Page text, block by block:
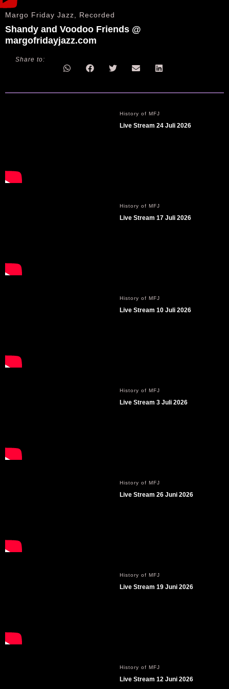
Margo Friday Jazz Recorded
Shandy and Voodoo Friends @
margofridayjazz.com
Share to:
History of MFJ
Live Stream 24 Juli 2026
History of MFJ
Live Stream 17 Juli 2026
History of MFJ
Live Stream 10 Juli 2026
History of MFJ
Live Stream 3 Juli 2026
History of MFJ
Live Stream 26 Juni 2026
History of MFJ
Live Stream 19 Juni 2026
History of MFJ
Live Stream 12 Juni 2026